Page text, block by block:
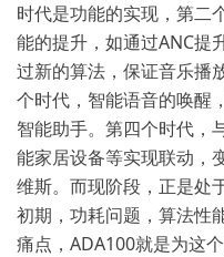
时代是功能的实现，第二
能的提升，如通过ANC提
过新的算法，保证音乐播
个时代，智能语音的唤醒
智能助手。第四个时代，
能家居设备等实现联动，
维斯。而现阶段，正是处
初期，功耗问题，算法性
痛点，ADA100就是为这